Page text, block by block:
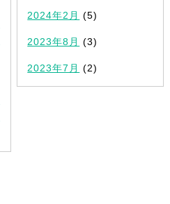
2024年2月 (5)
2023年8月 (3)
2023年7月 (2)